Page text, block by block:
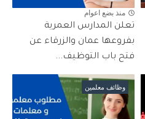
منذ بضع اعوام
تعلن المدارس العمرية
بفروعها عمان والزرقاء عن
فتح باب التوظيف...
وظائف معلمين